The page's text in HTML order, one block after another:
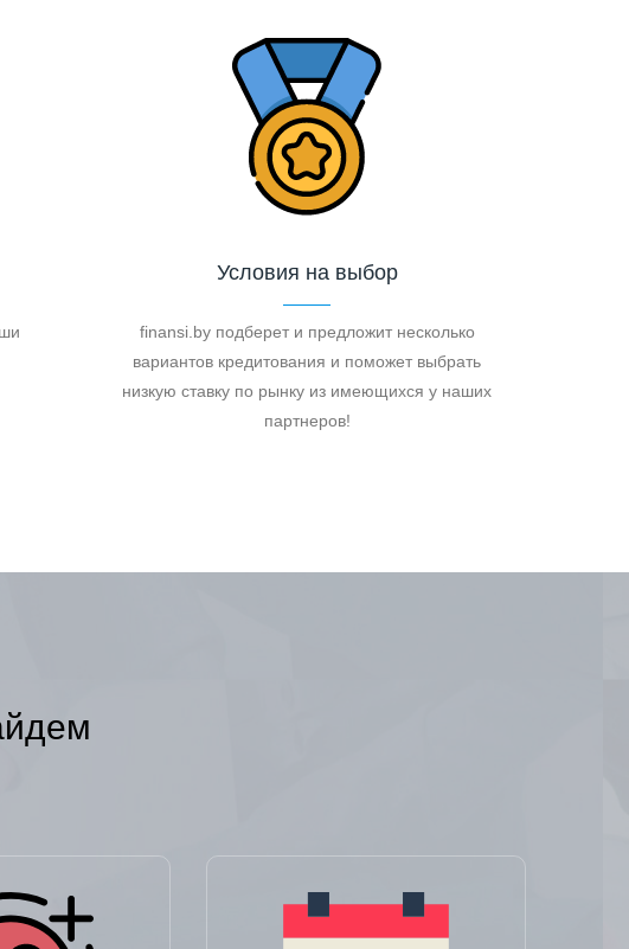
Условия на выбор
finansi.by подберет и предложит несколько
вариантов кредитования и поможет выбрать
низкую ставку по рынку из имеющихся у наших
партнеров!